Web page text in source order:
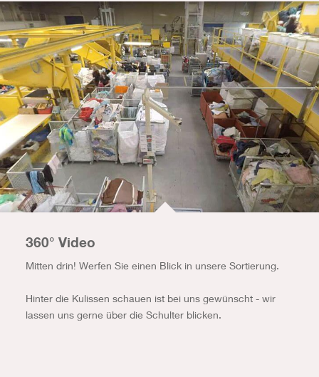
360° Video
Mitten drin! Werfen Sie einen Blick in unsere Sortierung.
Hinter die Kulissen schauen ist bei uns gewünscht - wir
lassen uns gerne über die Schulter blicken.